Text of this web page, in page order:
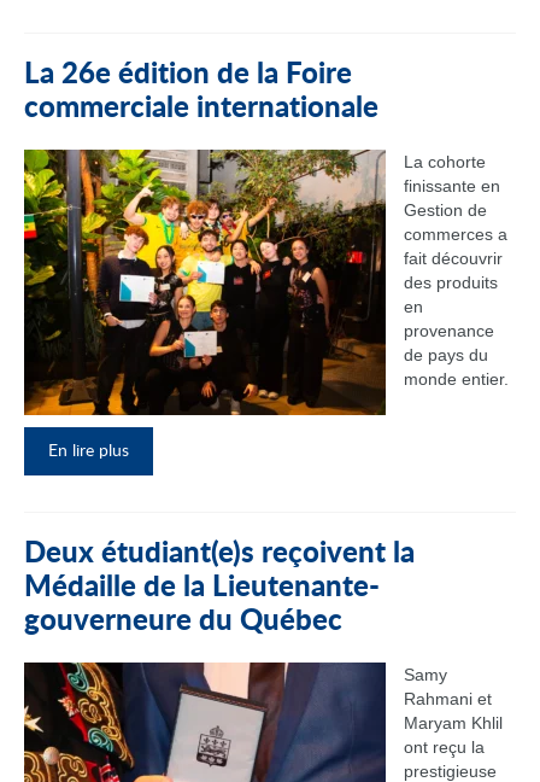
La 26e édition de la Foire
commerciale internationale
La cohorte
finissante en
Gestion de
commerces a
fait découvrir
des produits
en
provenance
de pays du
monde entier.
En lire plus
Deux étudiant(e)s reçoivent la
Médaille de la Lieutenante-
gouverneure du Québec
Samy
Rahmani et
Maryam Khlil
ont reçu la
prestigieuse